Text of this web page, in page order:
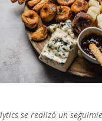
se realizó un